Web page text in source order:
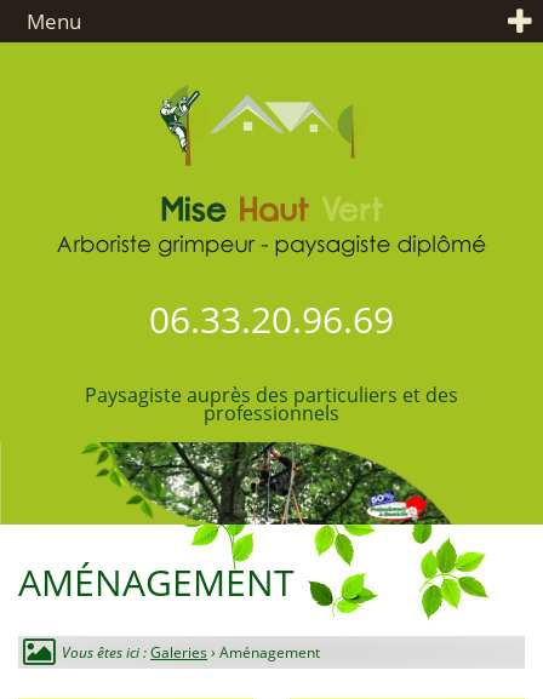
Menu
06.33.20.96.69
Paysagiste auprès des particuliers et des
professionnels
Vous êtes ici :Galeries› Aménagement
AMÉNAGEMENT